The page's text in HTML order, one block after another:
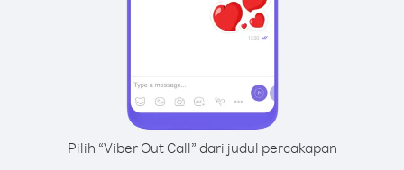
Pilih “Viber Out Call” dari judul percakapan